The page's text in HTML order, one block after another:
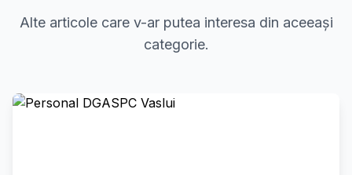
Alte articole care v-ar putea interesa din aceeași
categorie.